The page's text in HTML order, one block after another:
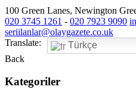
100 Green Lanes, Newington
020 3745 1261 - 020 7923 9090
seriilanlar@olaygazete.co.uk
Translate:
Türkçe
Back
Kategoriler